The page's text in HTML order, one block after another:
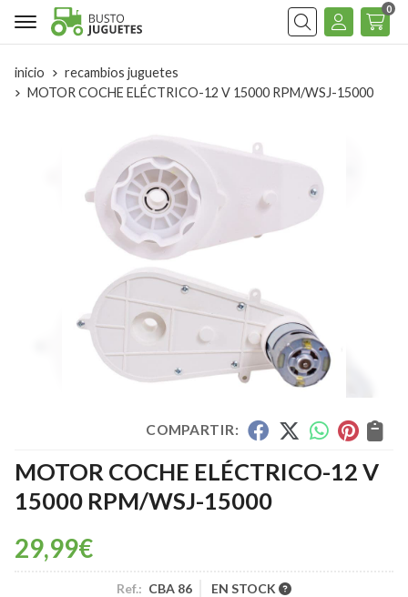
Buscar
0
inicio
recambios juguetes
MOTOR COCHE ELÉCTRICO-12 V 15000 RPM/WSJ-15000
COMPARTIR:
MOTOR COCHE ELÉCTRICO-12 V
15000 RPM/WSJ-15000
29,99€
Ref.: CBA 86 EN STOCK